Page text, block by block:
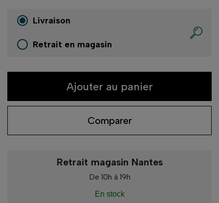
Livraison
Retrait en magasin
Ajouter au panier
Comparer
Retrait magasin Nantes
De 10h à 19h
En stock